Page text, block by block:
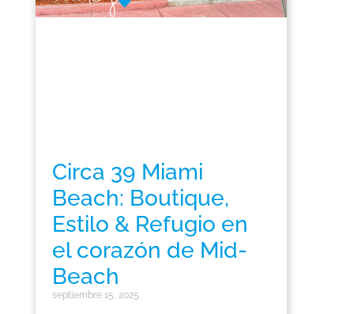
Circa 39 Miami
Beach: Boutique,
Estilo & Refugio en
el corazón de Mid-
Beach
septiembre 15, 2025